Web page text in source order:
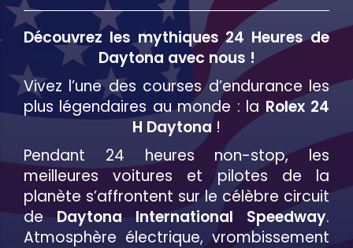
Découvrez les mythiques 24 Heures de
Daytona avec nous !
Vivez l’une des courses d’endurance les
plus légendaires au monde : la Rolex 24
H Daytona!
Pendant 24 heures non-stop, les
meilleures voitures et pilotes de la
planète s’affrontent sur le célèbre circuit
de Daytona International Speedway.
Atmosphère électrique, vrombissement